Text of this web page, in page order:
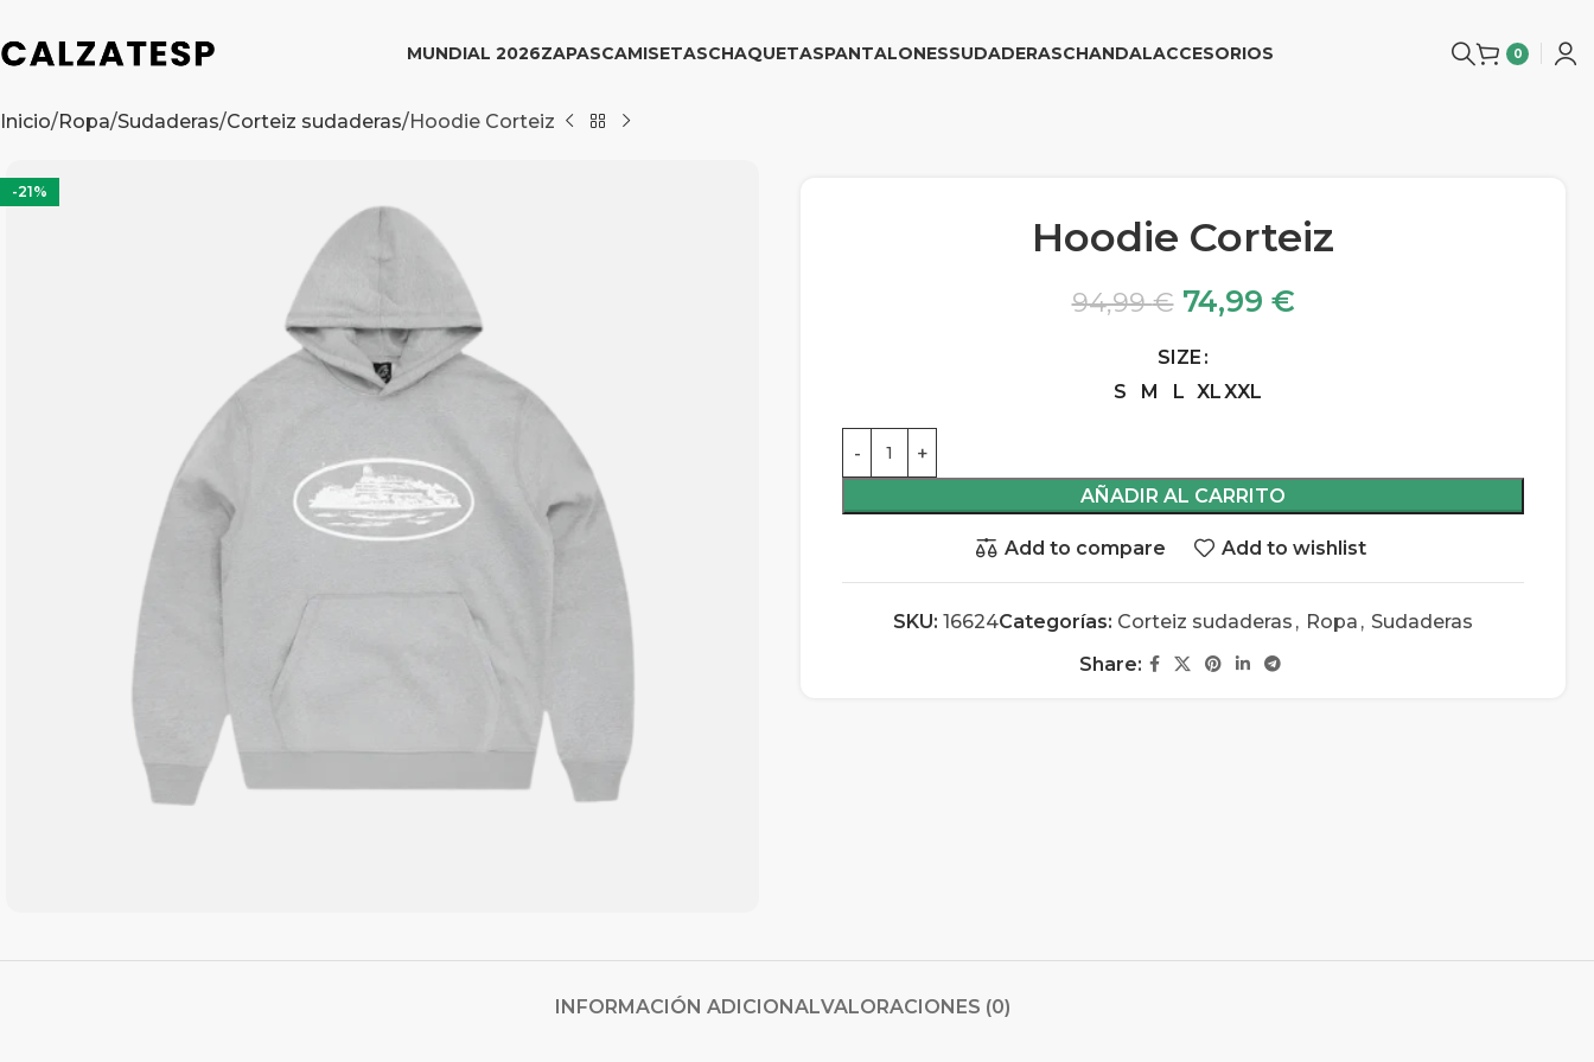
MUNDIAL 2026ZAPASCAMISETASCHAQUETASPANTALONESSUDADERASCHANDALACCESORIOS 0
Inicio Ropa Sudaderas Corteiz sudaderas Hoodie Corteiz
-21%
Hoodie Corteiz
94,99€ 74,99 €
SIZE
S
M L XLXXL
AÑADIR AL CARRITO
Add to compare Add to wishlist
SKU: 16624Categorías: Corteiz sudaderas , Ropa , Sudaderas
Share:
INFORMACIÓN ADICIONALVALORACIONES (0)